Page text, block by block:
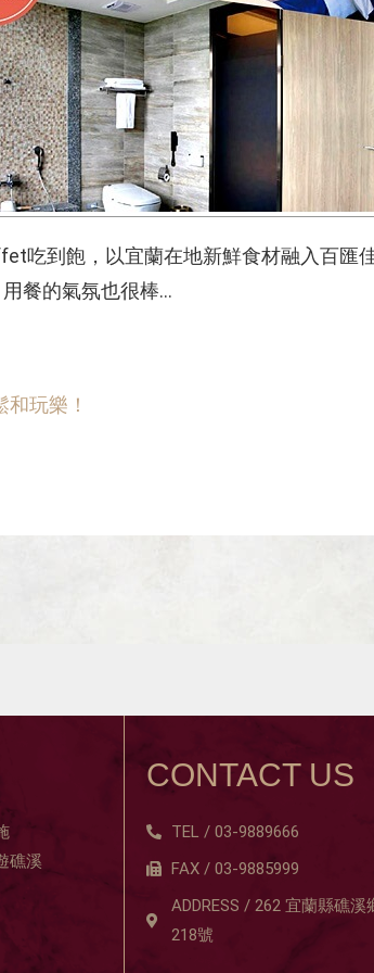
吃到飽，以宜蘭在地新鮮食材融入百匯
餐的氣氛也很棒…
玩樂！
礁溪
CONTACT US
TEL / 03-9889666
FAX / 03-9885999
ADDRESS / 262 宜蘭縣礁
218號